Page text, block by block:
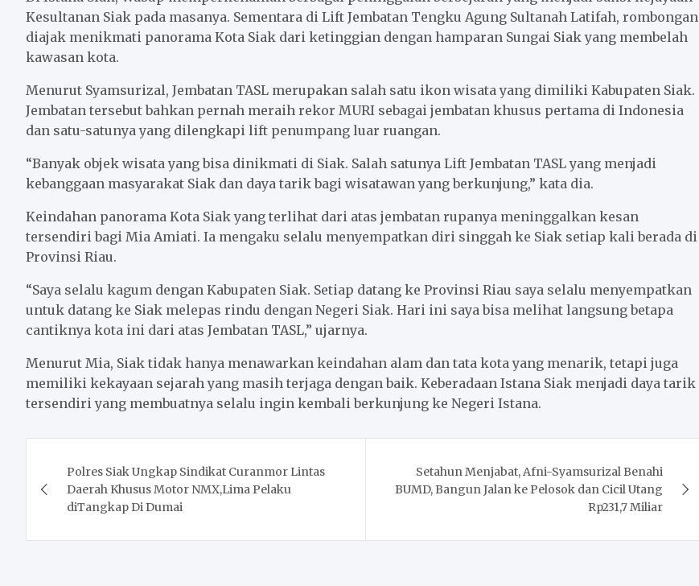
Kesultanan Siak pada masanya. Sementara di Lift Jembatan Tengku Agung Sultanah Latifah, rombongan
diajak menikmati panorama Kota Siak dari ketinggian dengan hamparan Sungai Siak yang membelah
kawasan kota.
Menurut Syamsurizal, Jembatan TASL merupakan salah satu ikon wisata yang dimiliki Kabupaten Siak.
Jembatan tersebut bahkan pernah meraih rekor MURI sebagai jembatan khusus pertama di Indonesia
dan satu-satunya yang dilengkapi lift penumpang luar ruangan.
“Banyak objek wisata yang bisa dinikmati di Siak. Salah satunya Lift Jembatan TASL yang menjadi
kebanggaan masyarakat Siak dan daya tarik bagi wisatawan yang berkunjung,” kata dia.
Keindahan panorama Kota Siak yang terlihat dari atas jembatan rupanya meninggalkan kesan
tersendiri bagi Mia Amiati. Ia mengaku selalu menyempatkan diri singgah ke Siak setiap kali berada di
Provinsi Riau.
“Saya selalu kagum dengan Kabupaten Siak. Setiap datang ke Provinsi Riau saya selalu menyempatkan
untuk datang ke Siak melepas rindu dengan Negeri Siak. Hari ini saya bisa melihat langsung betapa
cantiknya kota ini dari atas Jembatan TASL,” ujarnya.
Menurut Mia, Siak tidak hanya menawarkan keindahan alam dan tata kota yang menarik, tetapi juga
memiliki kekayaan sejarah yang masih terjaga dengan baik. Keberadaan Istana Siak menjadi daya tarik
tersendiri yang membuatnya selalu ingin kembali berkunjung ke Negeri Istana.
navigation
Polres Siak Ungkap Sindikat Curanmor Lintas
Daerah Khusus Motor NMX,Lima Pelaku
diTangkap Di Dumai
Setahun Menjabat, Afni-Syamsurizal Benahi
BUMD, Bangun Jalan ke Pelosok dan Cicil Utang
Rp231,7 Miliar